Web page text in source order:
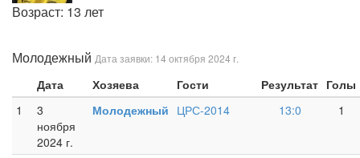
Возраст: 13 лет
Молодежный Дата заявки: 14 октября 2024 г.
Дата Хозяева Гости Результат Голы
1
3
ноября
2024 г.
Молодежный ЦРС-2014 13:0 1